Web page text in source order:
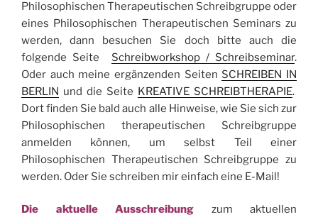
Philosophischen Therapeutischen Schreibgruppe oder
eines Philosophischen Therapeutischen Seminars zu
werden, dann besuchen Sie doch bitte auch die
folgende Seite Schreibworkshop / Schreibseminar.
Oder auch meine ergänzenden Seiten SCHREIBEN IN
BERLIN und die Seite KREATIVE SCHREIBTHERAPIE.
Dort finden Sie bald auch alle Hinweise, wie Sie sich zur
Philosophischen therapeutischen Schreibgruppe
anmelden können, um selbst Teil einer
Philosophischen Therapeutischen Schreibgruppe zu
werden. Oder Sie schreiben mir einfach eine E-Mail!
Die aktuelle Ausschreibung zum aktuellen